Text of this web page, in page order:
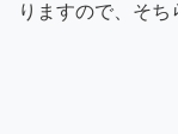
りますので、そち